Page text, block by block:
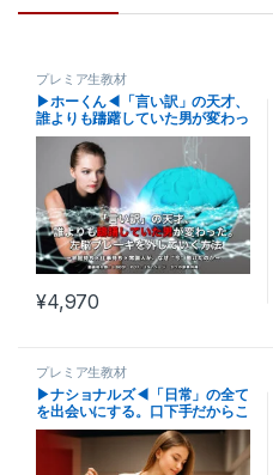
プレミア生教材
▶︎ホーくん◀︎「言い訳」の天才、
誰よりも躊躇していた男が変わっ
た。 左脳ブレーキを外していく
方法 ～家庭持ち×仕事持ち×常識
人が、なぜ“今”動けたのか～
¥4,970
プレミア生教材
▶︎ナショナルズ◀︎「日常」の全て
を出会いにする。口下手だからこ
そ結果が出る！店内アプローチの